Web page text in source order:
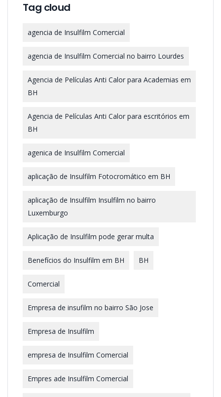
Tag cloud
agencia de Insulfilm Comercial
agencia de Insulfilm Comercial no bairro Lourdes
Agencia de Películas Anti Calor para Academias em
BH
Agencia de Películas Anti Calor para escritórios em
BH
agenica de Insulfilm Comercial
aplicação de Insulfilm Fotocromático em BH
aplicação de Insulfilm Insulfilm no bairro
Luxemburgo
Aplicação de Insulfilm pode gerar multa
Benefícios do Insulfilm em BH BH
Comercial
Empresa de insufilm no bairro São Jose
Empresa de Insulfilm
empresa de Insulfilm Comercial
Empres ade Insulfilm Comercial